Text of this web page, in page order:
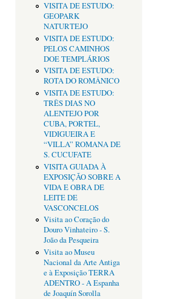
VISITA DE ESTUDO:
GEOPARK
NATURTEJO
VISITA DE ESTUDO:
PELOS CAMINHOS
DOE TEMPLÁRIOS
VISITA DE ESTUDO:
ROTA DO ROMÂNICO
VISITA DE ESTUDO:
TRÊS DIAS NO
ALENTEJO POR
CUBA, PORTEL,
VIDIGUEIRA E
“VILLA” ROMANA DE
S. CUCUFATE
VISITA GUIADA À
EXPOSIÇÃO SOBRE A
VIDA E OBRA DE
LEITE DE
VASCONCELOS
Visita ao Coração do
Douro Vinhateiro - S.
João da Pesqueira
Visita ao Museu
Nacional da Arte Antiga
e à Exposição TERRA
ADENTRO - A Espanha
de Joaquín Sorolla